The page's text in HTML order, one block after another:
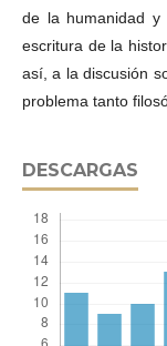
de la humanidad y
escritura de la
así, a la discusión
DESCARGAS